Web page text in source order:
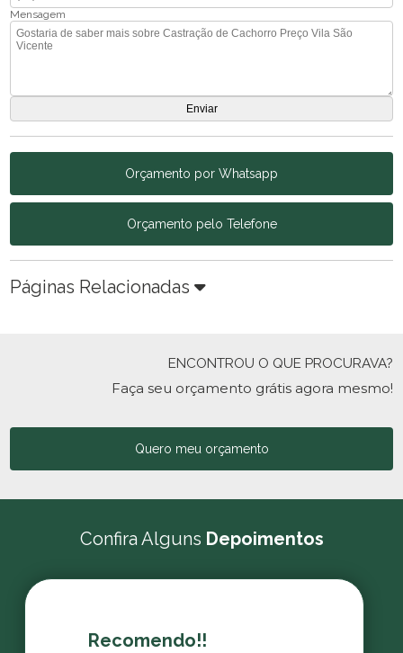
Mensagem
Orçamento por Whatsapp
Orçamento pelo Telefone
Páginas Relacionadas
ENCONTROU O QUE PROCURAVA?
Faça seu orçamento grátis agora mesmo!
Quero meu orçamento
Confira Alguns Depoimentos
Recomendo!!